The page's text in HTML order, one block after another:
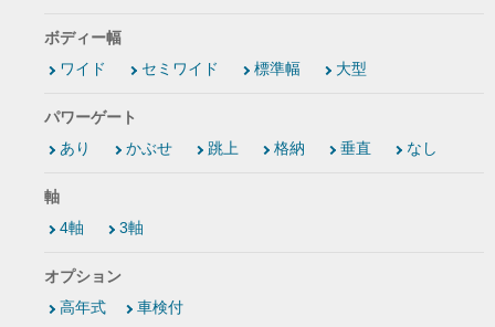
ボディー幅
ワイド
セミワイド 標準幅 大型
パワーゲート
あり
かぶせ 跳上 格納 垂直 なし
軸
4軸
3軸
オプション
高年式
車検付